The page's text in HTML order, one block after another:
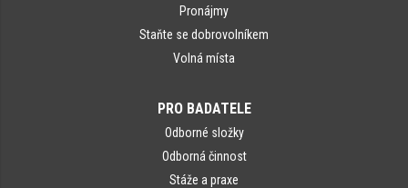
Pronájmy
Staňte se dobrovolníkem
Volná místa
PRO BADATELE
Odborné složky
Odborná činnost
Stáže a praxe